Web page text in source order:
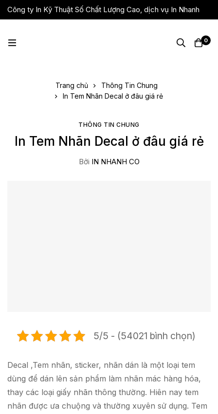
Công ty In Kỹ Thuật Số Chất Lượng Cao, dịch vụ In Nhanh
Giá Rẻ, Lấy Liền
0
Trang chủ
Thông Tin Chung
In Tem Nhãn Decal ở đâu giá rẻ
THÔNG TIN CHUNG
In Tem Nhãn Decal ở đâu giá rẻ
Bởi IN NHANH CO
5/5 - (54021 bình chọn)
Decal ,Tem nhãn, sticker, nhãn dán là một loại tem
dùng để dán lên sản phẩm làm nhãn mác hàng hóa,
thay các loại giấy nhãn thông thường. Hiên nay tem
nhãn được ưa chuộng và thường xuyên sử dụng. Tem